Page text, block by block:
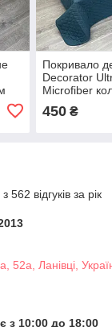
Покривало
Decorator
Microfiber
450₴
562 відгуків за рік
52а, Ланівці,
з 10:00 до 18:00